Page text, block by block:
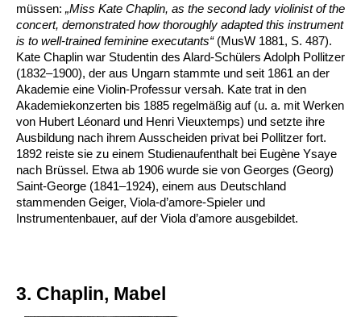
müssen: „Miss Kate Chaplin, as the second lady violinist of the
concert, demonstrated how thoroughly adapted this instrument
is to well-trained feminine executants“ (MusW 1881, S. 487).
Kate Chaplin war Studentin des Alard-Schülers Adolph Pollitzer
(1832–1900), der aus Ungarn stammte und seit 1861 an der
Akademie eine Violin-Professur versah. Kate trat in den
Akademiekonzerten bis 1885 regelmäßig auf (u. a. mit Werken
von Hubert Léonard und Henri Vieuxtemps) und setzte ihre
Ausbildung nach ihrem Ausscheiden privat bei Pollitzer fort.
1892 reiste sie zu einem Studienaufenthalt bei Eugène Ysaye
nach Brüssel. Etwa ab 1906 wurde sie von Georges (Georg)
Saint-George (1841–1924), einem aus Deutschland
stammenden Geiger, Viola-d’amore-Spieler und
Instrumentenbauer, auf der Viola d’amore ausgebildet.
3. Chaplin, Mabel